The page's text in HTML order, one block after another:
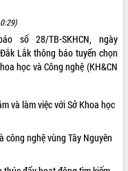
số 28/TB-SKHCN, ngày
Lắk thông báo tuyển chọn
học và Công nghệ (KH&CN
và làm việc với Sở Khoa học
nghệ vùng Tây Nguyên